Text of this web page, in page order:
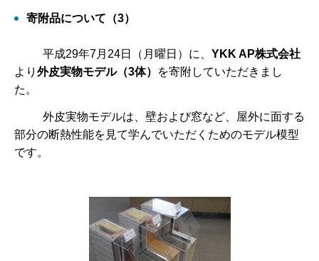
寄附品について（3）
平成29年7月24日（月曜日）に、 YKK AP株式会社
より 外皮実物モデル（3体）
を寄附していただきまし
た。
外皮実物モデルは、壁および窓など、屋外に面する
部分の断熱性能を見て学んでいただくためのモデル模型
です。